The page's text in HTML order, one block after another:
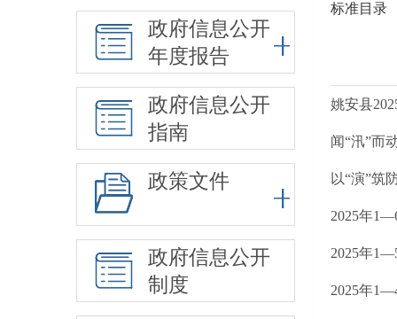
政府信息公开
年度报告
政府信息公开
指南
政策文件
政府信息公开
制度
标准目录
姚安县
闻“汛”而
以“演”筑
2025年
2025年
2025年